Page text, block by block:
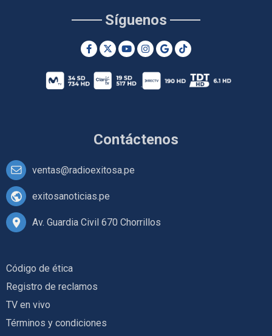
Contáctenos
ventas@radioexitosa.pe
exitosanoticias.pe
Av. Guardia Civil 670 Chorrillos
Síguenos
Código de ética
Registro de reclamos
TV en vivo
Términos y condiciones